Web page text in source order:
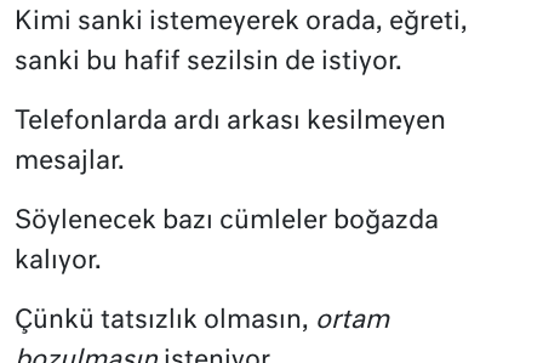
Kimi sanki istemeyerek orada, eğreti,
sanki bu hafif sezilsin de istiyor.
Telefonlarda ardı arkası kesilmeyen
mesajlar.
Söylenecek bazı cümleler boğazda
kalıyor.
Çünkü tatsızlık olmasın, ortam